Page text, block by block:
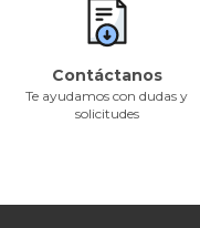
Contáctanos
Te ayudamos con dudas y
solicitudes